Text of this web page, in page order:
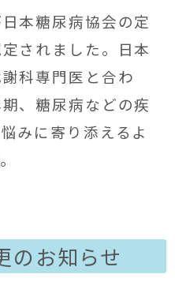
本糖尿病協会の定
されました。日本
科専門医と合わ
、糖尿病などの疾
みに寄り添えるよ
のお知らせ